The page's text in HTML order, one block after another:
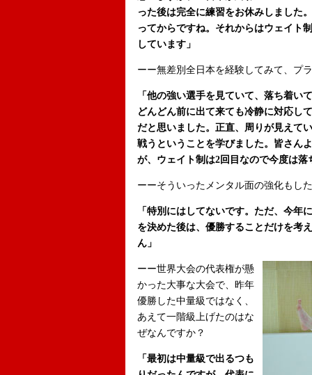
った後は完全に練習をお休みしました
ってからですね。それからはウェイト
しています」
ーー無差別全日本を経験してみて、プ
「他の強い選手を見ていて、落ち着い
どんどん前に出て来ても冷静に対応し
だと思いました。正直、周りが見えて
戦うということを学びました。皆さん
が、ウェイト制は2回目なので今度は
ーーそういったメンタル面の強化もし
「特別にはしてないです。ただ、今年
を決めた後は、優勝することだけを考
ん」
ーー世界大会の代表権が懸
かった大事な大会で、昨年
優勝した中量級ではなく、
あえて一階級上げたのはな
ぜなんですか？
「最初は中量級で出るつも